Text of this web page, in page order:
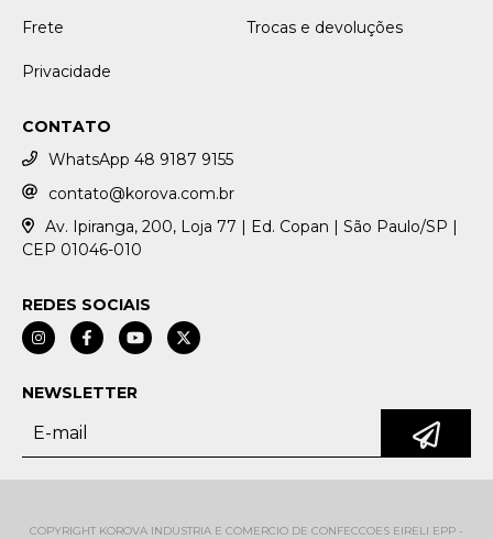
Frete
Trocas e devoluções
Privacidade
CONTATO
WhatsApp 48 9187 9155
contato@korova.com.br
Av. Ipiranga, 200, Loja 77 | Ed. Copan | São Paulo/SP |
CEP 01046-010
REDES SOCIAIS
NEWSLETTER
COPYRIGHT KOROVA INDUSTRIA E COMERCIO DE CONFECCOES EIRELI EPP -